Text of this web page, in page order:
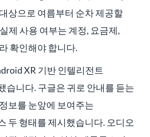
상으로 여름부터 순차 제공할
제 사용 여부는 계정, 요금제,
확인해야 합니다.
XR 기반 인텔리전트
습니다. 구글은 귀로 안내를 듣는
보를 눈앞에 보여주는
두 형태를 제시했습니다. 오디오